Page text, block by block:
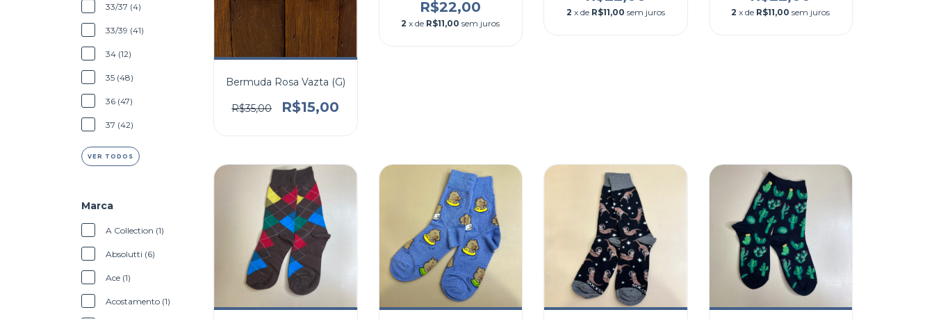
33/37 (4)
33/39 (41)
34 (12)
35 (48)
36 (47)
37 (42)
VER TODOS
Marca
A Collection (1)
Absolutti (6)
Ace (1)
Acostamento (1)
Bermuda Rosa Vazta (G)
R$35,00 R$15,00
R$22,00
2 x de R$11,00 sem juros
2 x de R$11,00 sem juros 2 x de R$11,00 sem juros